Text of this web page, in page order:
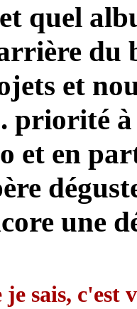
quel
du
et
priorité
et en
une
sais, c'est